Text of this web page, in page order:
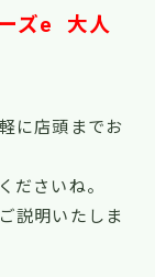
ズe 大人
に店頭までお
ださいね。
説明いたしま